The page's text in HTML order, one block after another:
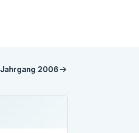
Jahrgang 2006